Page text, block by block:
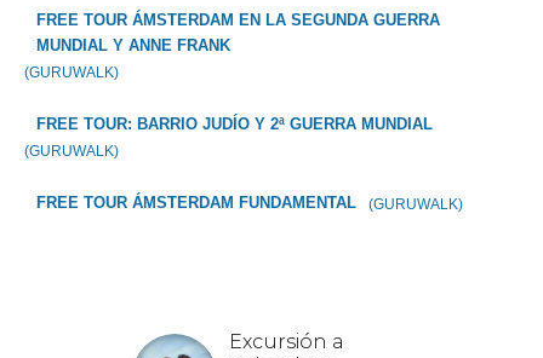
FREE TOUR ÁMSTERDAM EN LA SEGUNDA GUERRA
MUNDIAL Y ANNE FRANK
(GURUWALK)
FREE TOUR: BARRIO JUDÍO Y 2ª GUERRA MUNDIAL
(GURUWALK)
FREE TOUR ÁMSTERDAM FUNDAMENTAL (GURUWALK)